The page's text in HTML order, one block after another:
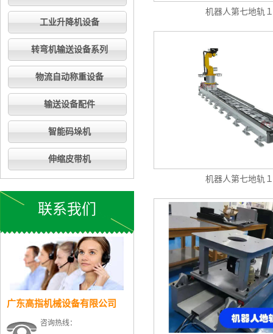
机器人第七地轨
机器人第七地轨
工业升降机设备
转弯机输送设备系列
物流自动称重设备
输送设备配件
智能码垛机
伸缩皮带机
联系我们
广东高指机械设备有限公司
咨询热线：